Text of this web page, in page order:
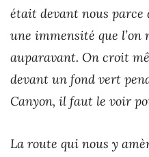
était devant nous parce
une immensité que l’on
auparavant. On croit
devant un fond vert
Canyon, il faut le voir
La route qui nous y